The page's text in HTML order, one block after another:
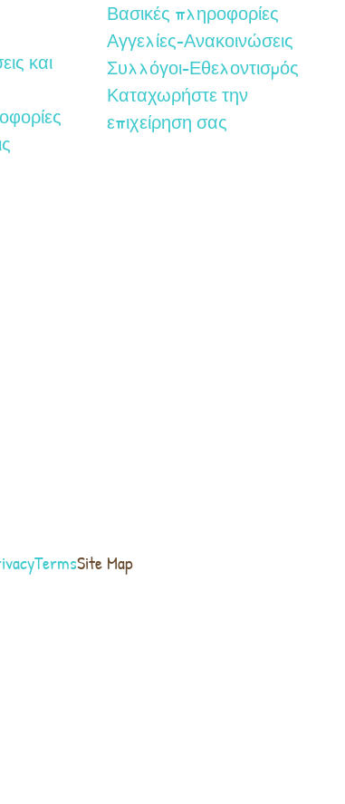
και
Βασικές πληροφορίες
Αγγελίες-Ανακοινώσεις
Συλλόγοι-Εθελοντισμός
Καταχωρήστε την
επιχείρηση σας
TermsSite Map